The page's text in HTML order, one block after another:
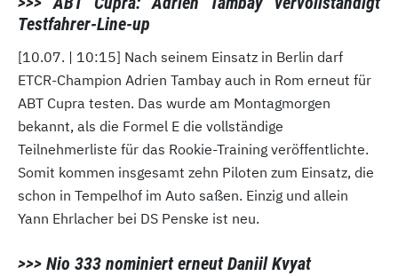
Testfahrer-Line-up
[10.07. | 10:15] Nach seinem Einsatz in Berlin darf
ETCR-Champion Adrien Tambay auch in Rom erneut für
ABT Cupra testen. Das wurde am Montagmorgen
bekannt, als die Formel E die vollständige
Teilnehmerliste für das Rookie-Training veröffentlichte.
Somit kommen insgesamt zehn Piloten zum Einsatz, die
schon in Tempelhof im Auto saßen. Einzig und allein
Yann Ehrlacher bei DS Penske ist neu.
>>> Nio 333 nominiert erneut Daniil Kvyat